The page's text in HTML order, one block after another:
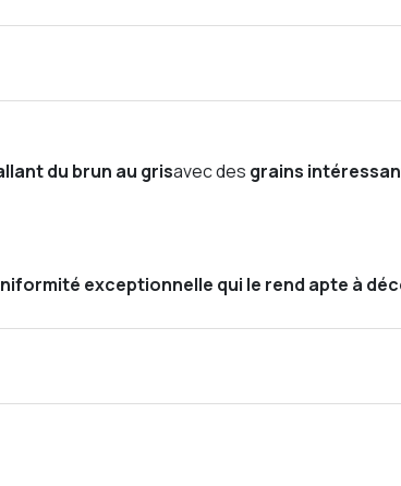
du brun au grisavec des grains
exceptionnelle qui le rend apte à